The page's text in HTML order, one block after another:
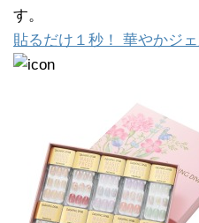
す。
貼るだけ１秒！ 華やかジ